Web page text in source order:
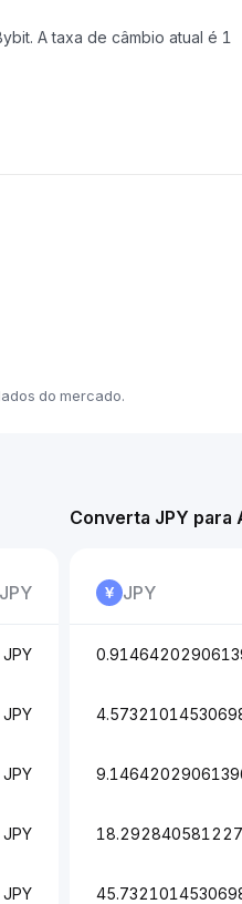
A taxa de câmbio atual é 1
do mercado.
JPY
Converta JPY para
JPY